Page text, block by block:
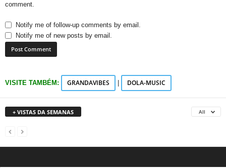
comment.
Notify me of follow-up comments by email.
Notify me of new posts by email.
VISITE TAMBÉM: GRANDAVIBES DOLA-MUSIC
+ VISTAS DA SEMANAS All